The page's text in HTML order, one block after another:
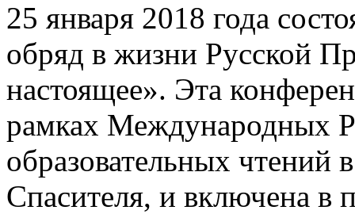
25 января 2018 года
обряд в жизни Русской
настоящее». Эта
рамках Международных
образовательных чтений
Спасителя, и включена в